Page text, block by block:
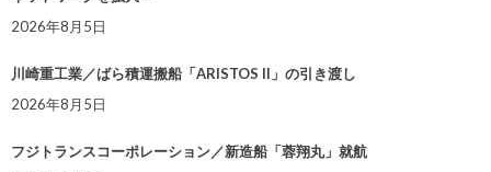
2026年8月5日
川崎重工業／ばら積運搬船「ARISTOS II」の引き渡し
2026年8月5日
フジトランスコーポレーション／新造船「蓉翔丸」就航